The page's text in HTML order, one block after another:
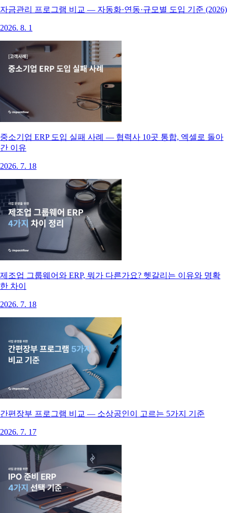
자금관리 프로그램 비교 — 자동화·연동·규모별 도입 기준 (2026)
2026. 8. 1
중소기업 ERP 도입 실패 사례 — 협력사 10곳 통합, 엑셀로 돌아
간 이유
2026. 7. 18
제조업 그룹웨어와 ERP, 뭐가 다른가요? 헷갈리는 이유와 명확
한 차이
2026. 7. 18
간편장부 프로그램 비교 — 소상공인이 고르는 5가지 기준
2026. 7. 17